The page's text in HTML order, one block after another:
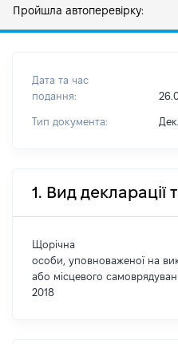
Пройшла автоперевірку:
Дата та час
подання:
Тип документа:
1. Вид декларації
Щорічна
особи, уповноваженої на
або місцевого
2018